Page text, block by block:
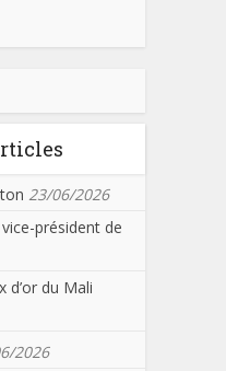
23/06/2026
président de
d’or du Mali
2026